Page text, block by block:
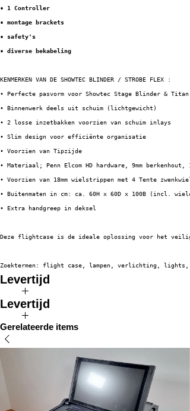
• 1 Controller
• montage brackets
• safety's
• diverse bekabeling
KENMERKEN VAN DE SHOWTEC BLINDER / STROBE FLEX :
• Perfecte pasvorm voor Showtec Stage Blinder & Titan
• Binnenwerk deels uit schuim (lichtgewicht)
• 2 losse inzetbakken voorzien van schuim inlays
• Slim design voor efficiënte organisatie
• Voorzien van Tipzijde
• Materiaal; Penn Elcom HD hardware, 9mm
• Voorzien van 18mm wielstrippen met 4 Tente
• Buitenmaten in cm: ca. 60H x 60D x 100B (incl.
• Extra handgreep in deksel
Deze flightcase is de ideale oplossing voor het veilig
Zoektermen: flight case, lampen, verlichting,
Levertijd
De verwachte levertijd van dit product bedraagt 2 tot 4 weken.
Levertijd
De verwachte levertijd van dit product bedraagt 2 tot 4 weken.
Gerelateerde items